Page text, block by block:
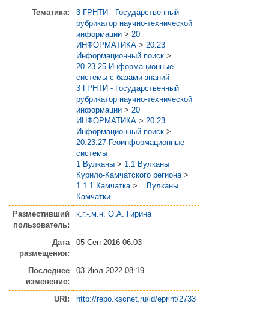
Тематика:
3 ГРНТИ - Государственный
рубрикатор научно-технической
информации > 20
ИНФОРМАТИКА > 20.23
Информационный поиск >
20.23.25 Информационные
системы с базами знаний
3 ГРНТИ - Государственный
рубрикатор научно-технической
информации > 20
ИНФОРМАТИКА > 20.23
Информационный поиск >
20.23.27 Геоинформационные
системы
1 Вулканы > 1.1 Вулканы
Курило-Камчатского региона >
1.1.1 Камчатка >
_ Вулканы
Камчатки
Разместивший
пользователь:
к.г.-.м.н. О.А. Гирина
Дата
размещения:
05 Сен 2016 06:03
Последнее
изменение:
03 Июл 2022 08:19
URI: http://repo.kscnet.ru/id/eprint/2733